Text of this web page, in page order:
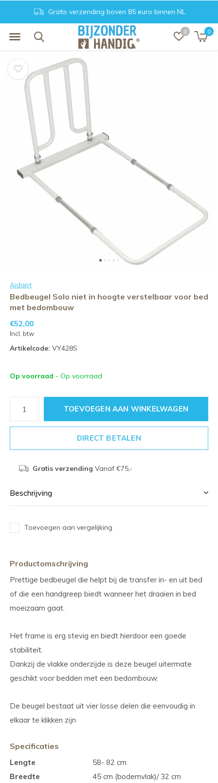
0 0
Gratis verzending boven 85 euro binnen NL
Aidapt
Bedbeugel Solo niet in hoogte verstelbaar voor bed
met bedombouw
€52,00
Incl. btw
Artikelcode: VY428S
Op voorraad - Op voorraad
TOEVOEGEN AAN WINKELWAGEN
DIRECT BETALEN
Gratis verzending Vanaf €75,-
Beschrijving
Toevoegen aan vergelijking
Productomschrijving
Prettige bedbeugel die helpt bij de transfer in- en uit bed
of die een handgreep biedt wanneer het draaien in bed
moeizaam gaat.
Het frame is erg stevig en biedt hierdoor een goede
stabiliteit.
Dankzij de vlakke onderzijde is deze beugel uitermate
geschikt voor bedden met een bedombouw.
De beugel bestaat uit vier losse delen die eenvoudig in
elkaar te klikken zijn
Specificaties
Lengte
58- 82 cm
Breedte
45 cm (bodemvlak)/ 32 cm